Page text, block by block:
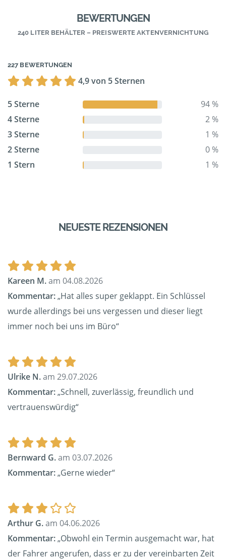
BEWERTUNGEN
240 LITER BEHÄLTER – PREISWERTE AKTENVERNICHTUNG
227 BEWERTUNGEN
4,9 von 5 Sternen
5 Sterne
94 %
4 Sterne
2 %
3 Sterne
1 %
2 Sterne
0 %
1 Stern
1 %
NEUESTE REZENSIONEN
Kareen M.am 04.08.2026
Kommentar:„Hat alles super geklappt. Ein Schlüssel
wurde allerdings bei uns vergessen und dieser liegt
immer noch bei uns im Büro“
Ulrike N.am 29.07.2026
Kommentar:„Schnell, zuverlässig, freundlich und
vertrauenswürdig“
Bernward G.am 03.07.2026
Kommentar:„Gerne wieder“
Arthur G.am 04.06.2026
Kommentar:„Obwohl ein Termin ausgemacht war, hat
der Fahrer angerufen, dass er zu der vereinbarten Zeit